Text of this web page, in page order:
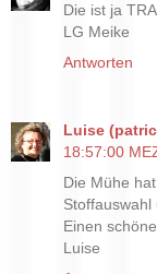
Die ist ja
LG Meike
Antworten
Luise
18:57:00
Die Mühe
Einen
Luise